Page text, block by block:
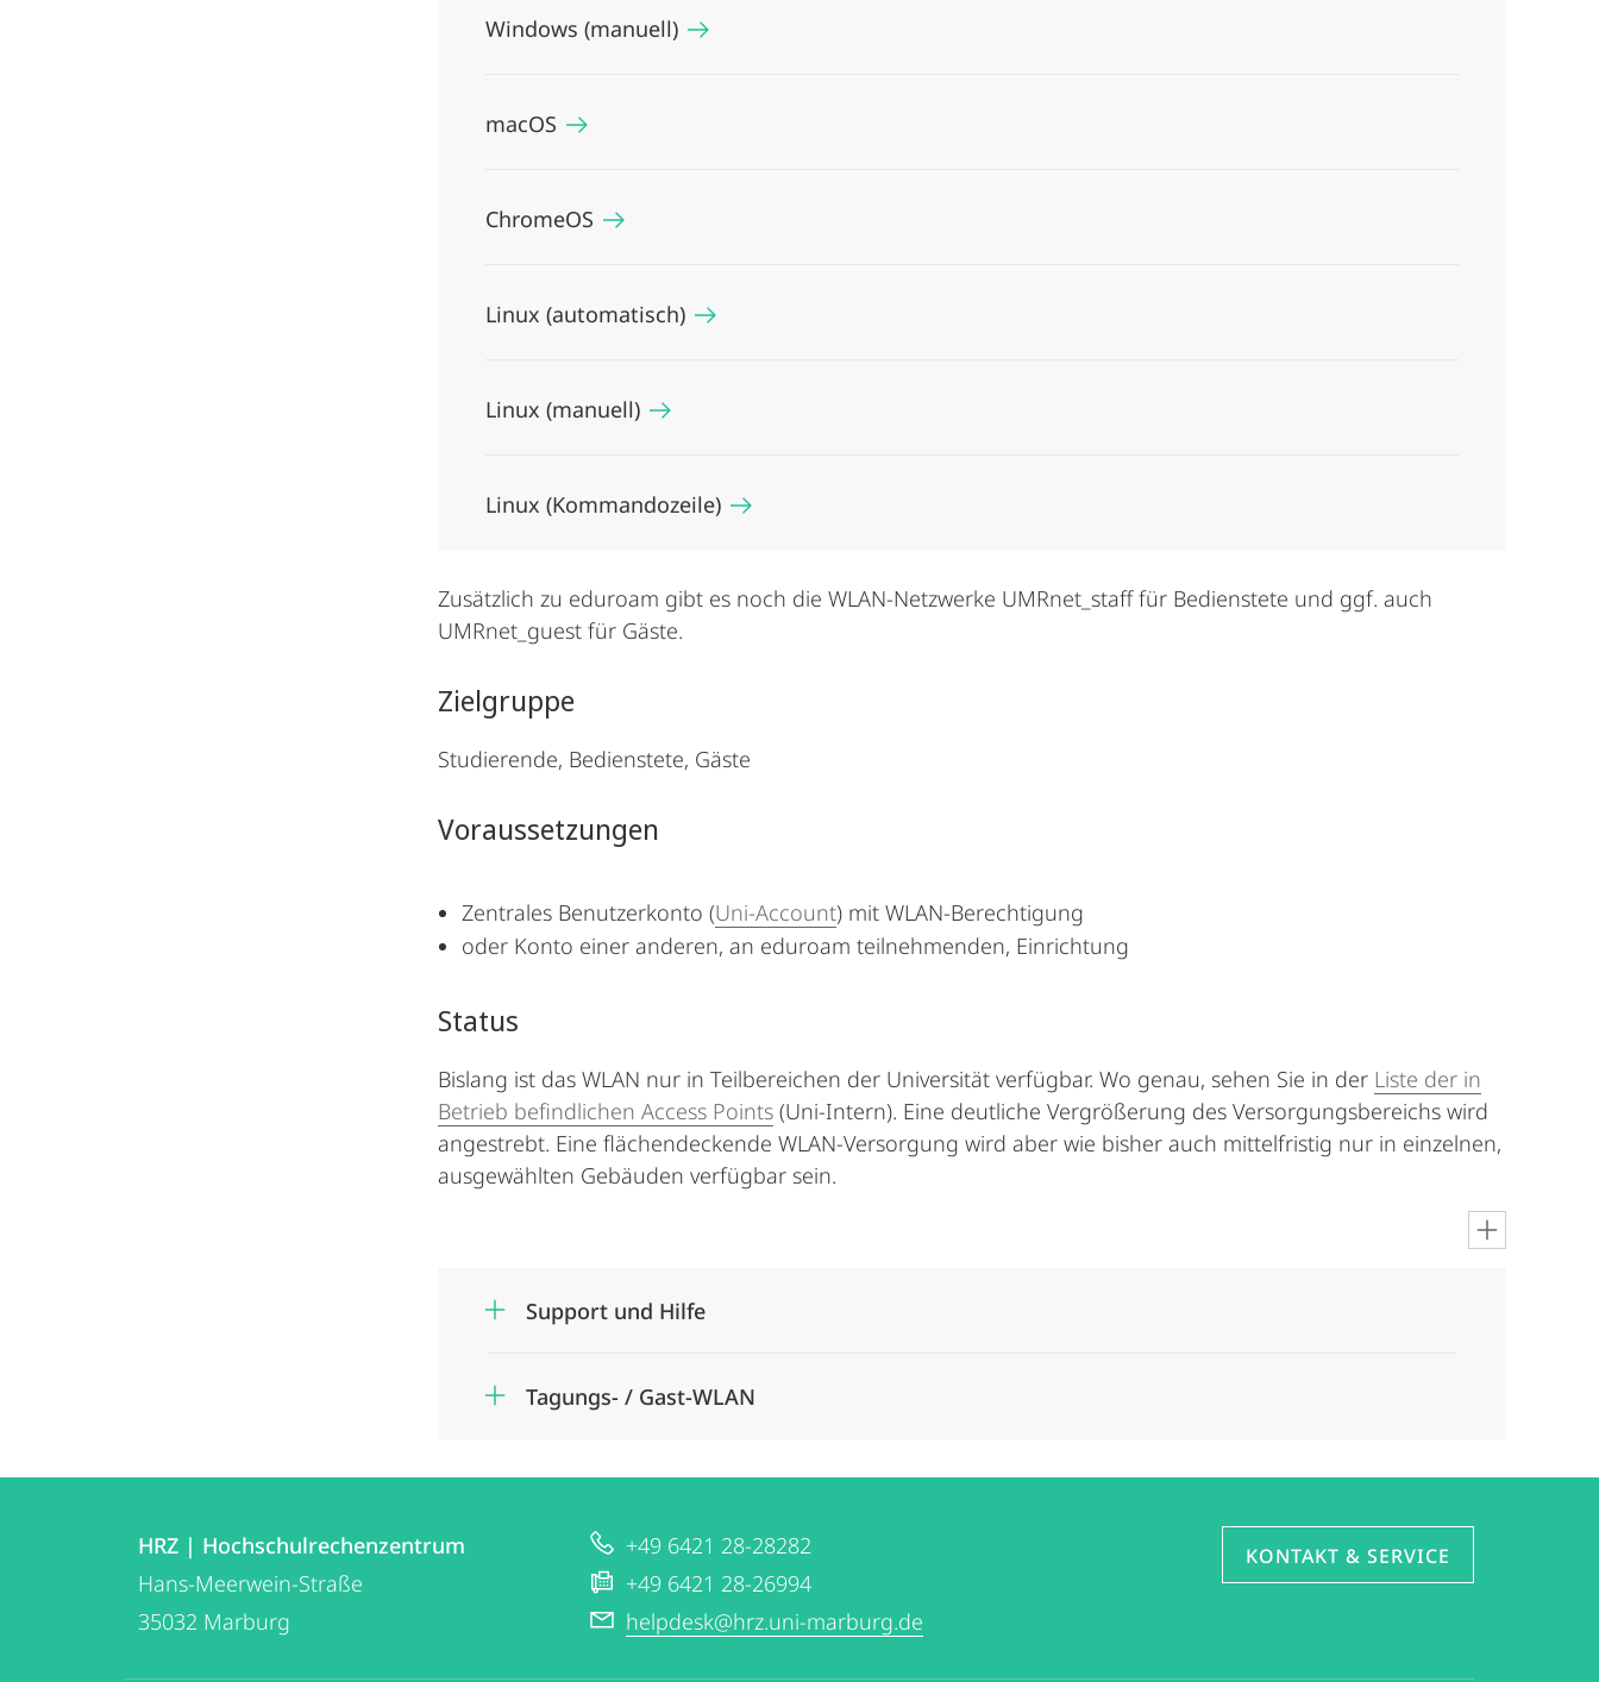
Windows (manuell)
macOS
ChromeOS
Linux (automatisch)
Linux (manuell)
Linux (Kommandozeile)
Zusätzlich zu eduroam gibt es noch die WLAN-Netzwerke UMRnet_staff für Bedienstete und ggf. auch
UMRnet_guest für Gäste.
Zielgruppe
Studierende, Bedienstete, Gäste
Voraussetzungen
Zentrales Benutzerkonto (Uni-Account) mit WLAN-Berechtigung
oder Konto einer anderen, an eduroam teilnehmenden, Einrichtung
Status
Bislang ist das WLAN nur in Teilbereichen der Universität verfügbar. Wo genau, sehen Sie in der Liste der in
Betrieb befindlichen Access Points (Uni-Intern). Eine deutliche Vergrößerung des Versorgungsbereichs wird
angestrebt. Eine flächendeckende WLAN-Versorgung wird aber wie bisher auch mittelfristig nur in einzelnen,
ausgewählten Gebäuden verfügbar sein.
Support und Hilfe
Tagungs- / Gast-WLAN
Informationen
Kontaktinformationen
HRZ
|
Hochschulrechenzentrum
HRZ | Hochschulrechenzentrum
Hans-Meerwein-Straße
35032 Marburg
+49 6421 28-28282
+49 6421 28-26994
helpdesk@hrz.uni-marburg.de
KONTAKT & SERVICE